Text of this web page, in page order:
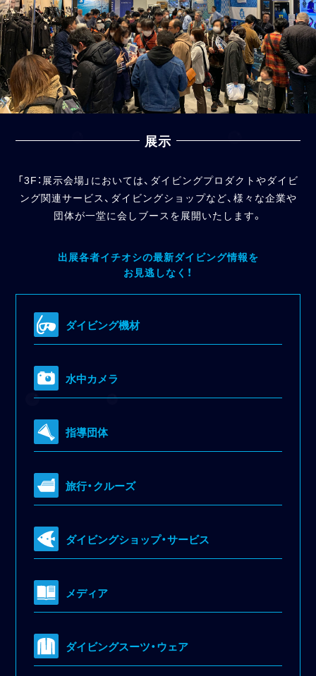
展示
「3F：展示会場」においては、ダイビングプロダクトやダイビ
ング関連サービス、ダイビングショップなど、 様々な企業や
団体が一堂に会しブースを展開いたします。
出展各者イチオシの最新ダイビング情報を
お見逃しなく！
ダイビング機材
水中カメラ
指導団体
旅行・クルーズ
ダイビングショップ・サービス
メディア
ダイビングスーツ・ウェア